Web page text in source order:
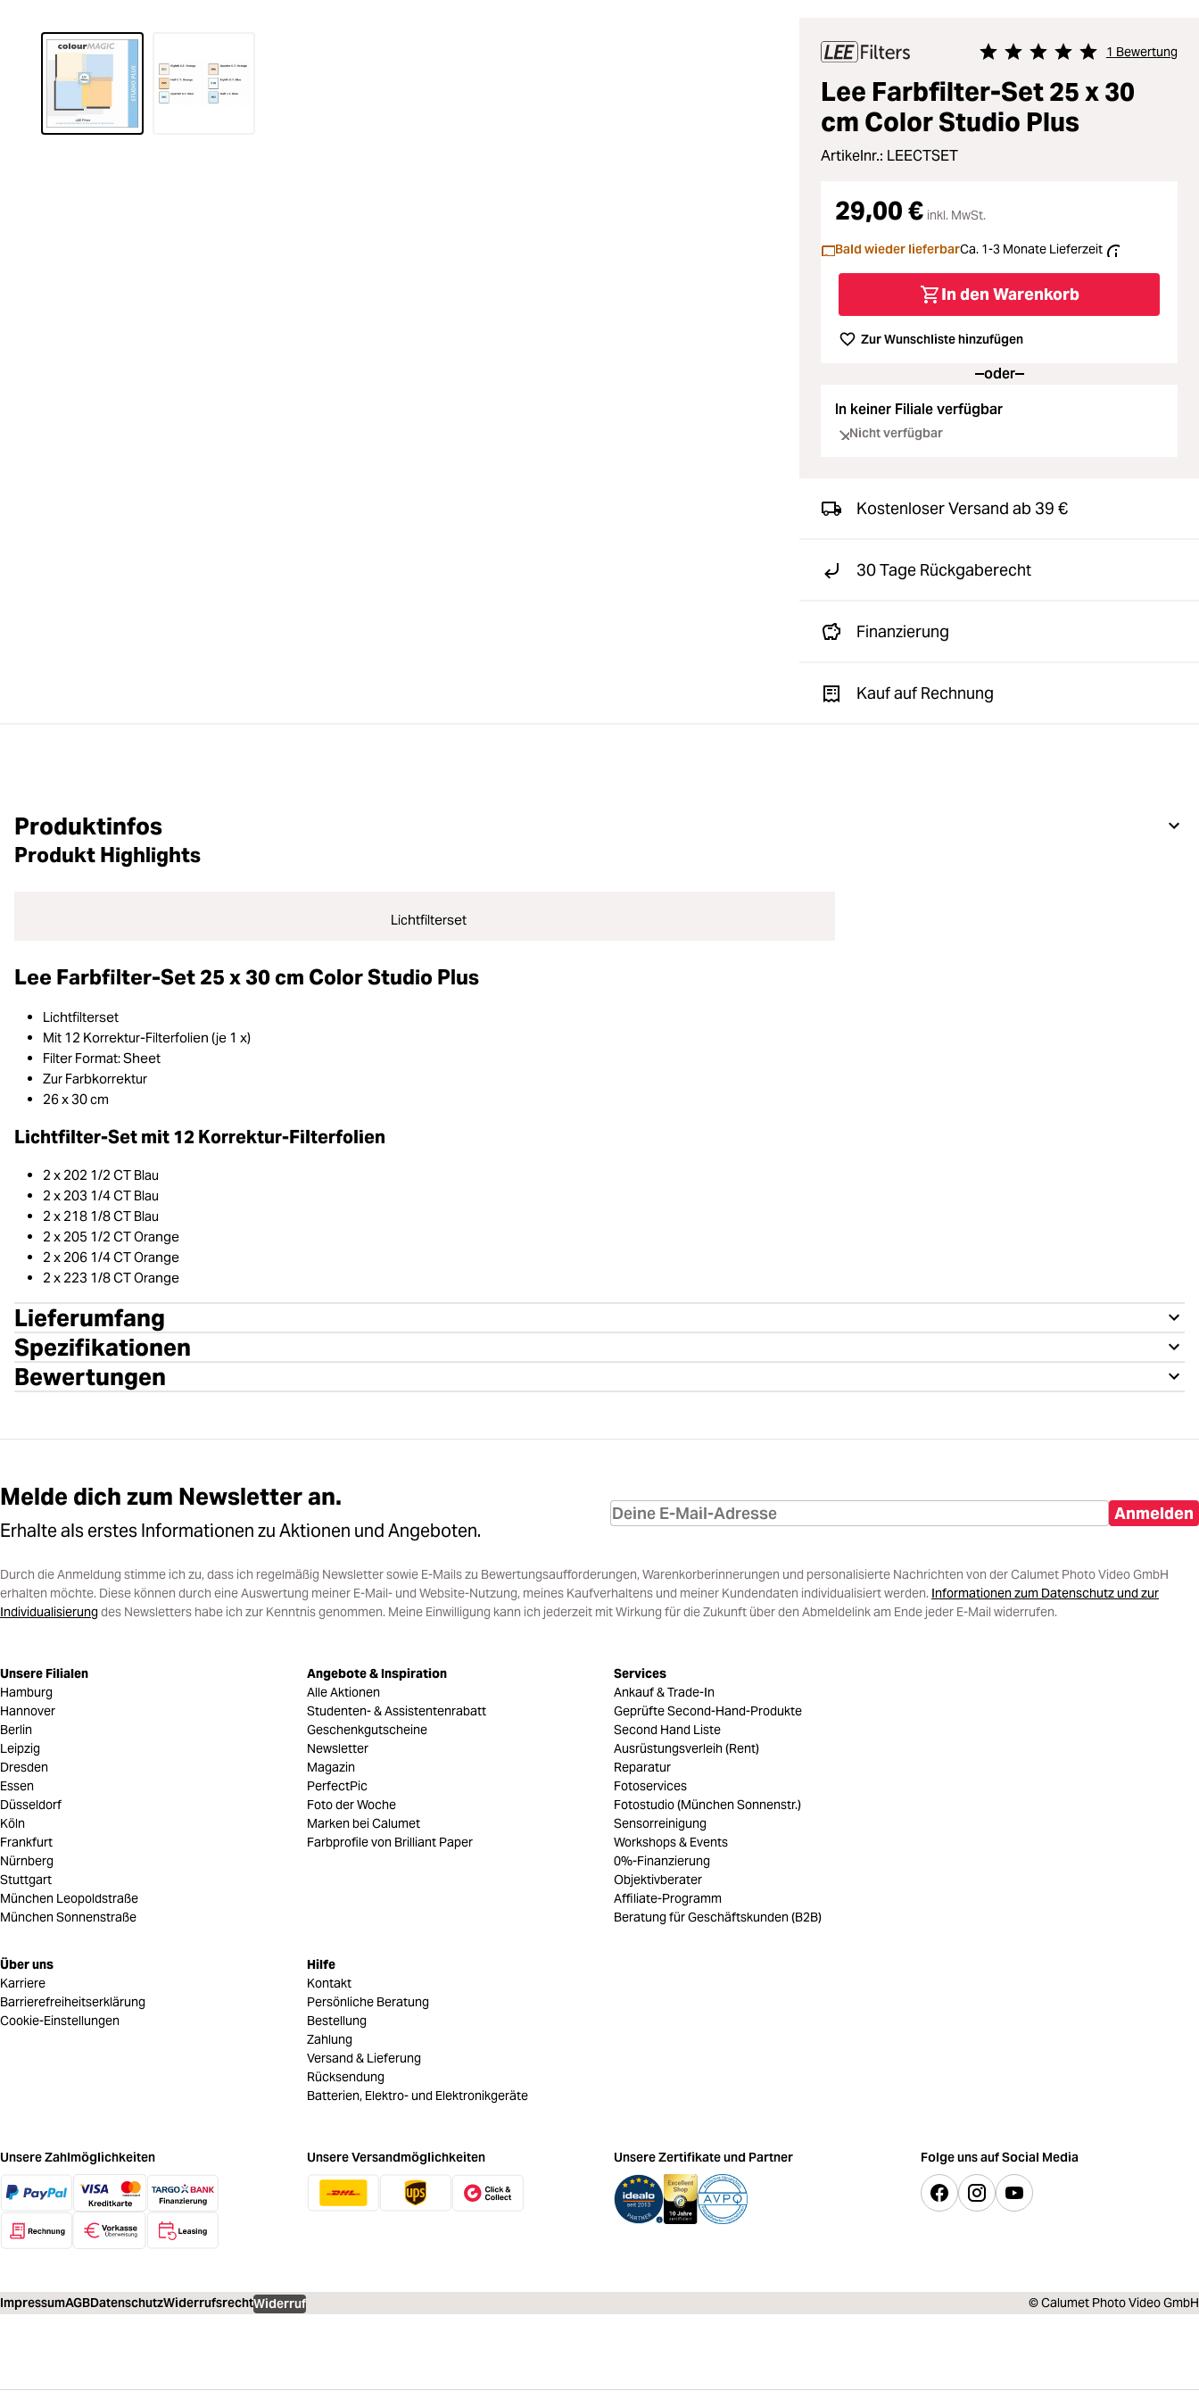
Durchschnittliche Bewertung
1 Bewertung
Lee Farbfilter-Set 25 x 30
cm Color Studio Plus
Artikelnr.: LEECTSET
29,00 € inkl. MwSt.
Bald wieder lieferbarCa. 1-3 Monate Lieferzeit
In den Warenkorb
Zur Wunschliste hinzufügen
oder
In keiner Filiale verfügbar
Nicht verfügbar
Kostenloser Versand ab 39 €
30 Tage Rückgaberecht
Finanzierung
Kauf auf Rechnung
Produktinfos
Produkt Highlights
Lichtfilterset
Lee Farbfilter-Set 25 x 30 cm Color Studio Plus
Lichtfilterset
Mit 12 Korrektur-Filterfolien (je 1 x)
Filter Format: Sheet
Zur Farbkorrektur
26 x 30 cm
Lichtfilter-Set mit 12 Korrektur-Filterfolien
2 x 202 1/2 CT Blau
2 x 203 1/4 CT Blau
2 x 218 1/8 CT Blau
2 x 205 1/2 CT Orange
2 x 206 1/4 CT Orange
2 x 223 1/8 CT Orange
Lieferumfang
Spezifikationen
Bewertungen
Melde dich zum Newsletter an.
Erhalte als erstes Informationen zu Aktionen und Angeboten.
Anmelden
Durch die Anmeldung stimme ich zu, dass ich regelmäßig Newsletter sowie E-Mails zu Bewertungsaufforderungen, Warenkorberinnerungen und personalisierte Nachrichten von der Calumet Photo Video GmbH
erhalten möchte. Diese können durch eine Auswertung meiner E-Mail- und Website-Nutzung, meines Kaufverhaltens und meiner Kundendaten individualisiert werden. Informationen zum Datenschutz und zur
Individualisierungdes Newsletters habe ich zur Kenntnis genommen. Meine Einwilligung kann ich jederzeit mit Wirkung für die Zukunft über den Abmeldelink am Ende jeder E-Mail widerrufen.
Unsere Filialen
Hamburg
Hannover
Berlin
Leipzig
Dresden
Essen
Düsseldorf
Köln
Frankfurt
Nürnberg
Stuttgart
München Leopoldstraße
München Sonnenstraße
Über uns
Karriere
Barrierefreiheitserklärung
Cookie-Einstellungen
Angebote & Inspiration
Alle Aktionen
Studenten- & Assistentenrabatt
Geschenkgutscheine
Newsletter
Magazin
PerfectPic
Foto der Woche
Marken bei Calumet
Farbprofile von Brilliant Paper
Hilfe
Kontakt
Persönliche Beratung
Bestellung
Zahlung
Versand & Lieferung
Rücksendung
Batterien, Elektro- und Elektronikgeräte
Services
Ankauf & Trade-In
Geprüfte Second-Hand-Produkte
Second Hand Liste
Ausrüstungsverleih (Rent)
Reparatur
Fotoservices
Fotostudio (München Sonnenstr.)
Sensorreinigung
Workshops & Events
0%-Finanzierung
Objektivberater
Affiliate-Programm
Beratung für Geschäftskunden (B2B)
Unsere Zahlmöglichkeiten Unsere Versandmöglichkeiten Unsere Zertifikate und Partner Folge uns auf Social Media
ImpressumAGBDatenschutzWiderrufsrechtWiderruf © Calumet Photo Video GmbH